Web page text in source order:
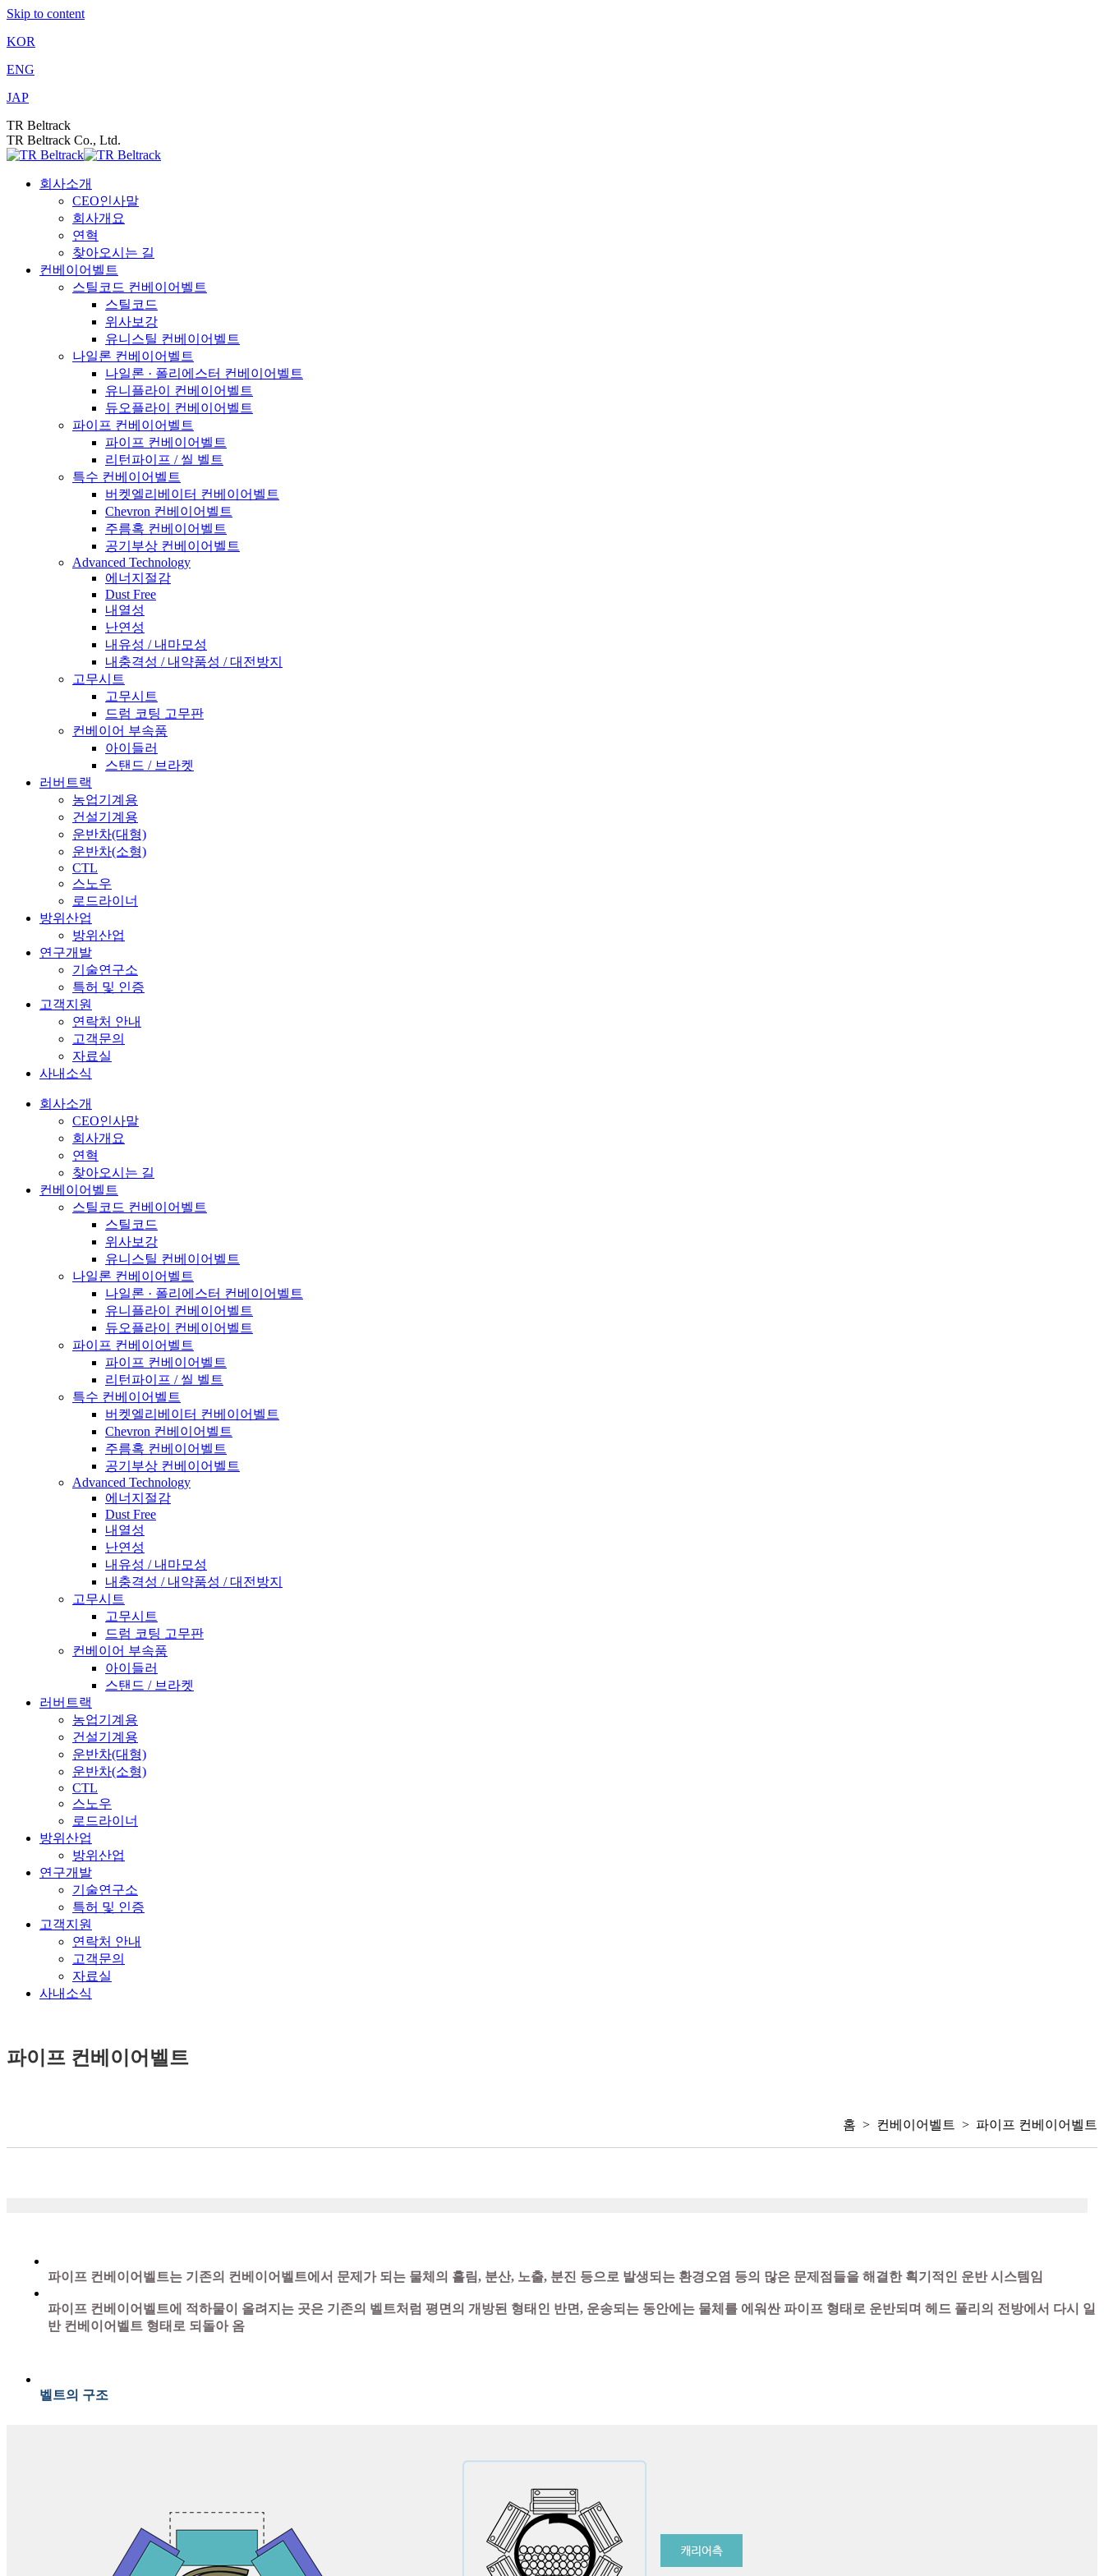
Skip to content
KOR
ENG
JAP
TR Beltrack
TR Beltrack Co., Ltd.
회사소개
CEO인사말
회사개요
연혁
찾아오시는 길
컨베이어벨트
스틸코드 컨베이어벨트
스틸코드
위사보강
유니스틸 컨베이어벨트
나일론 컨베이어벨트
나일론 · 폴리에스터 컨베이어벨트
유니플라이 컨베이어벨트
듀오플라이 컨베이어벨트
파이프 컨베이어벨트
파이프 컨베이어벨트
리턴파이프 / 씰 벨트
특수 컨베이어벨트
버켓엘리베이터 컨베이어벨트
Chevron 컨베이어벨트
주름혹 컨베이어벨트
공기부상 컨베이어벨트
Advanced Technology
에너지절감
Dust Free
내열성
난연성
내유성 / 내마모성
내충격성 / 내약품성 / 대전방지
고무시트
고무시트
드럼 코팅 고무판
컨베이어 부속품
아이들러
스탠드 / 브라켓
러버트랙
농업기계용
건설기계용
운반차(대형)
운반차(소형)
CTL
스노우
로드라이너
방위산업
방위산업
연구개발
기술연구소
특허 및 인증
고객지원
연락처 안내
고객문의
자료실
사내소식
회사소개
CEO인사말
회사개요
연혁
찾아오시는 길
컨베이어벨트
스틸코드 컨베이어벨트
스틸코드
위사보강
유니스틸 컨베이어벨트
나일론 컨베이어벨트
나일론 · 폴리에스터 컨베이어벨트
유니플라이 컨베이어벨트
듀오플라이 컨베이어벨트
파이프 컨베이어벨트
파이프 컨베이어벨트
리턴파이프 / 씰 벨트
특수 컨베이어벨트
버켓엘리베이터 컨베이어벨트
Chevron 컨베이어벨트
주름혹 컨베이어벨트
공기부상 컨베이어벨트
Advanced Technology
에너지절감
Dust Free
내열성
난연성
내유성 / 내마모성
내충격성 / 내약품성 / 대전방지
고무시트
고무시트
드럼 코팅 고무판
컨베이어 부속품
아이들러
스탠드 / 브라켓
러버트랙
농업기계용
건설기계용
운반차(대형)
운반차(소형)
CTL
스노우
로드라이너
방위산업
방위산업
연구개발
기술연구소
특허 및 인증
고객지원
연락처 안내
고객문의
자료실
사내소식
파이프 컨베이어벨트
홈 > 컨베이어벨트 > 파이프 컨베이어벨트
파이프 컨베이어벨트는 기존의 컨베이어벨트에서 문제가 되는 물체의 흘림, 분산, 노출, 분진 등으로 발생되는 환경오염 등의 많은 문제점들을 해결한 획기적인 운반 시스템임
파이프 컨베이어벨트에 적하물이 올려지는 곳은 기존의 벨트처럼 평면의 개방된 형태인 반면, 운송되는 동안에는 물체를 에워싼 파이프 형태로 운반되며 헤드 풀리의 전방에서 다시 일
반 컨베이어벨트 형태로 되돌아 옴
벨트의 구조